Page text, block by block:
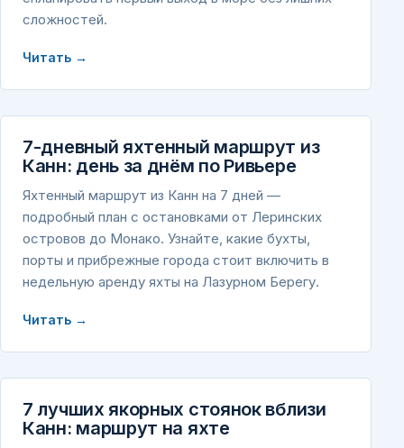
сложностей.
Читать →
7-дневный яхтенный маршрут из
Канн: день за днём по Ривьере
Яхтенный маршрут из Канн на 7 дней —
подробный план с остановками от Леринских
островов до Монако. Узнайте, какие бухты,
порты и прибрежные города стоит включить в
недельную аренду яхты на Лазурном Берегу.
Читать →
7 лучших якорных стоянок вблизи
Канн: маршрут на яхте